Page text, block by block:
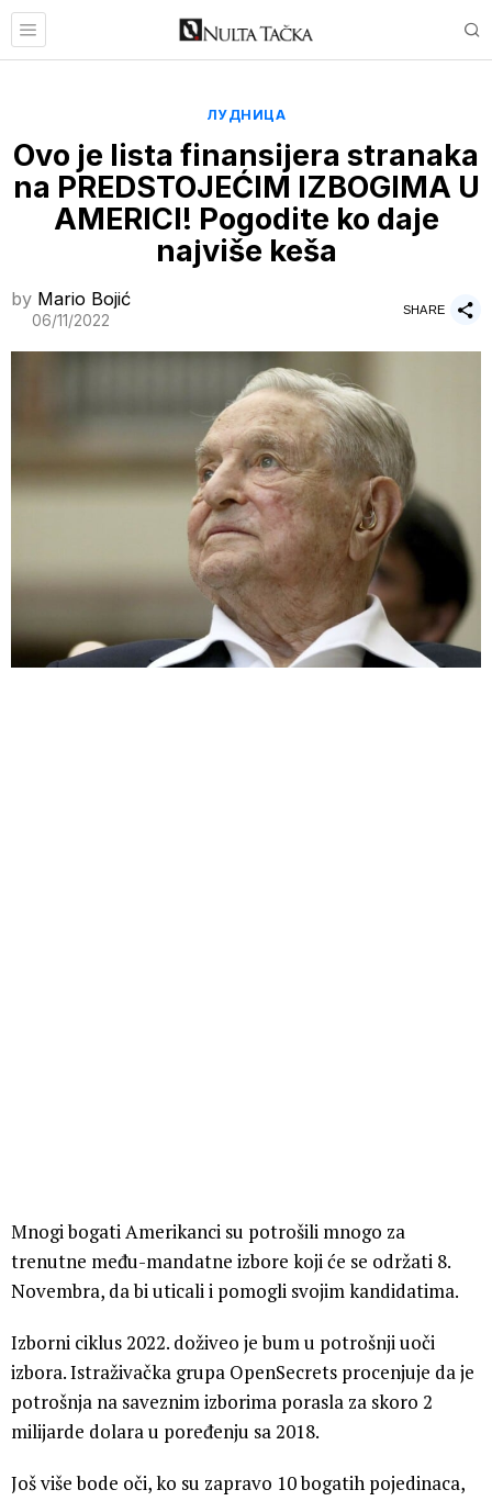
ЛУДНИЦА
Ovo je lista finansijera stranaka
na PREDSTOJEĆIM IZBOGIMA U
AMERICI! Pogodite ko daje
najviše keša
by Mario Bojić
06/11/2022
SHARE
Mnogi bogati Amerikanci su potrošili mnogo za
trenutne među-mandatne izbore koji će se održati 8.
Novembra, da bi uticali i pomogli svojim kandidatima.
Izborni ciklus 2022. doživeo je bum u potrošnji uoči
izbora. Istraživačka grupa OpenSecrets procenjuje da je
potrošnja na saveznim izborima porasla za skoro 2
milijarde dolara u poređenju sa 2018.
Još više bode oči, ko su zapravo 10 bogatih pojedinaca,